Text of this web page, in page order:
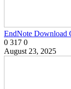
EndNote Download
0 317 0
August 23, 2025